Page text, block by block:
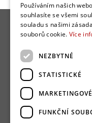
Používáním našich
souhlasíte se všemi
souladu s našimi
souborů cookie. Více
NEZBYTNÉ
STATISTICKÉ
MARKETINGOVÉ
FUNKČNÍ